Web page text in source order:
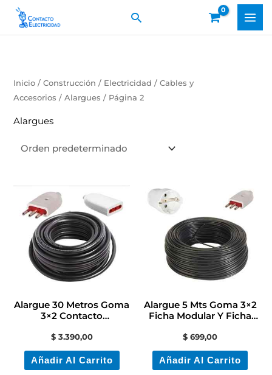
Buscar
Inicio /Construcción / Electricidad /Cables y
Accesorios /Alargues / Página 2
Alargues
Alargue 30 Metros Goma
3×2 Contacto
$3.390,00
Añadir Al Carrito
Alargue 5 Mts Goma 3×2
Ficha Modular Y Ficha
$ 699,00
Añadir Al Carrito